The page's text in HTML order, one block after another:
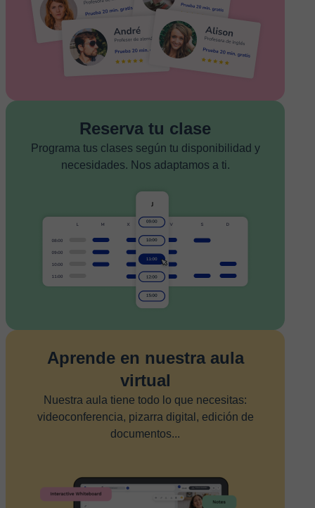
Reserva tu clase
Programa tus clases según tu disponibilidad y
necesidades. Nos adaptamos a ti.
Aprende en nuestra aula
virtual
Nuestra aula tiene todo lo que necesitas:
videoconferencia, pizarra digital, edición de
documentos...